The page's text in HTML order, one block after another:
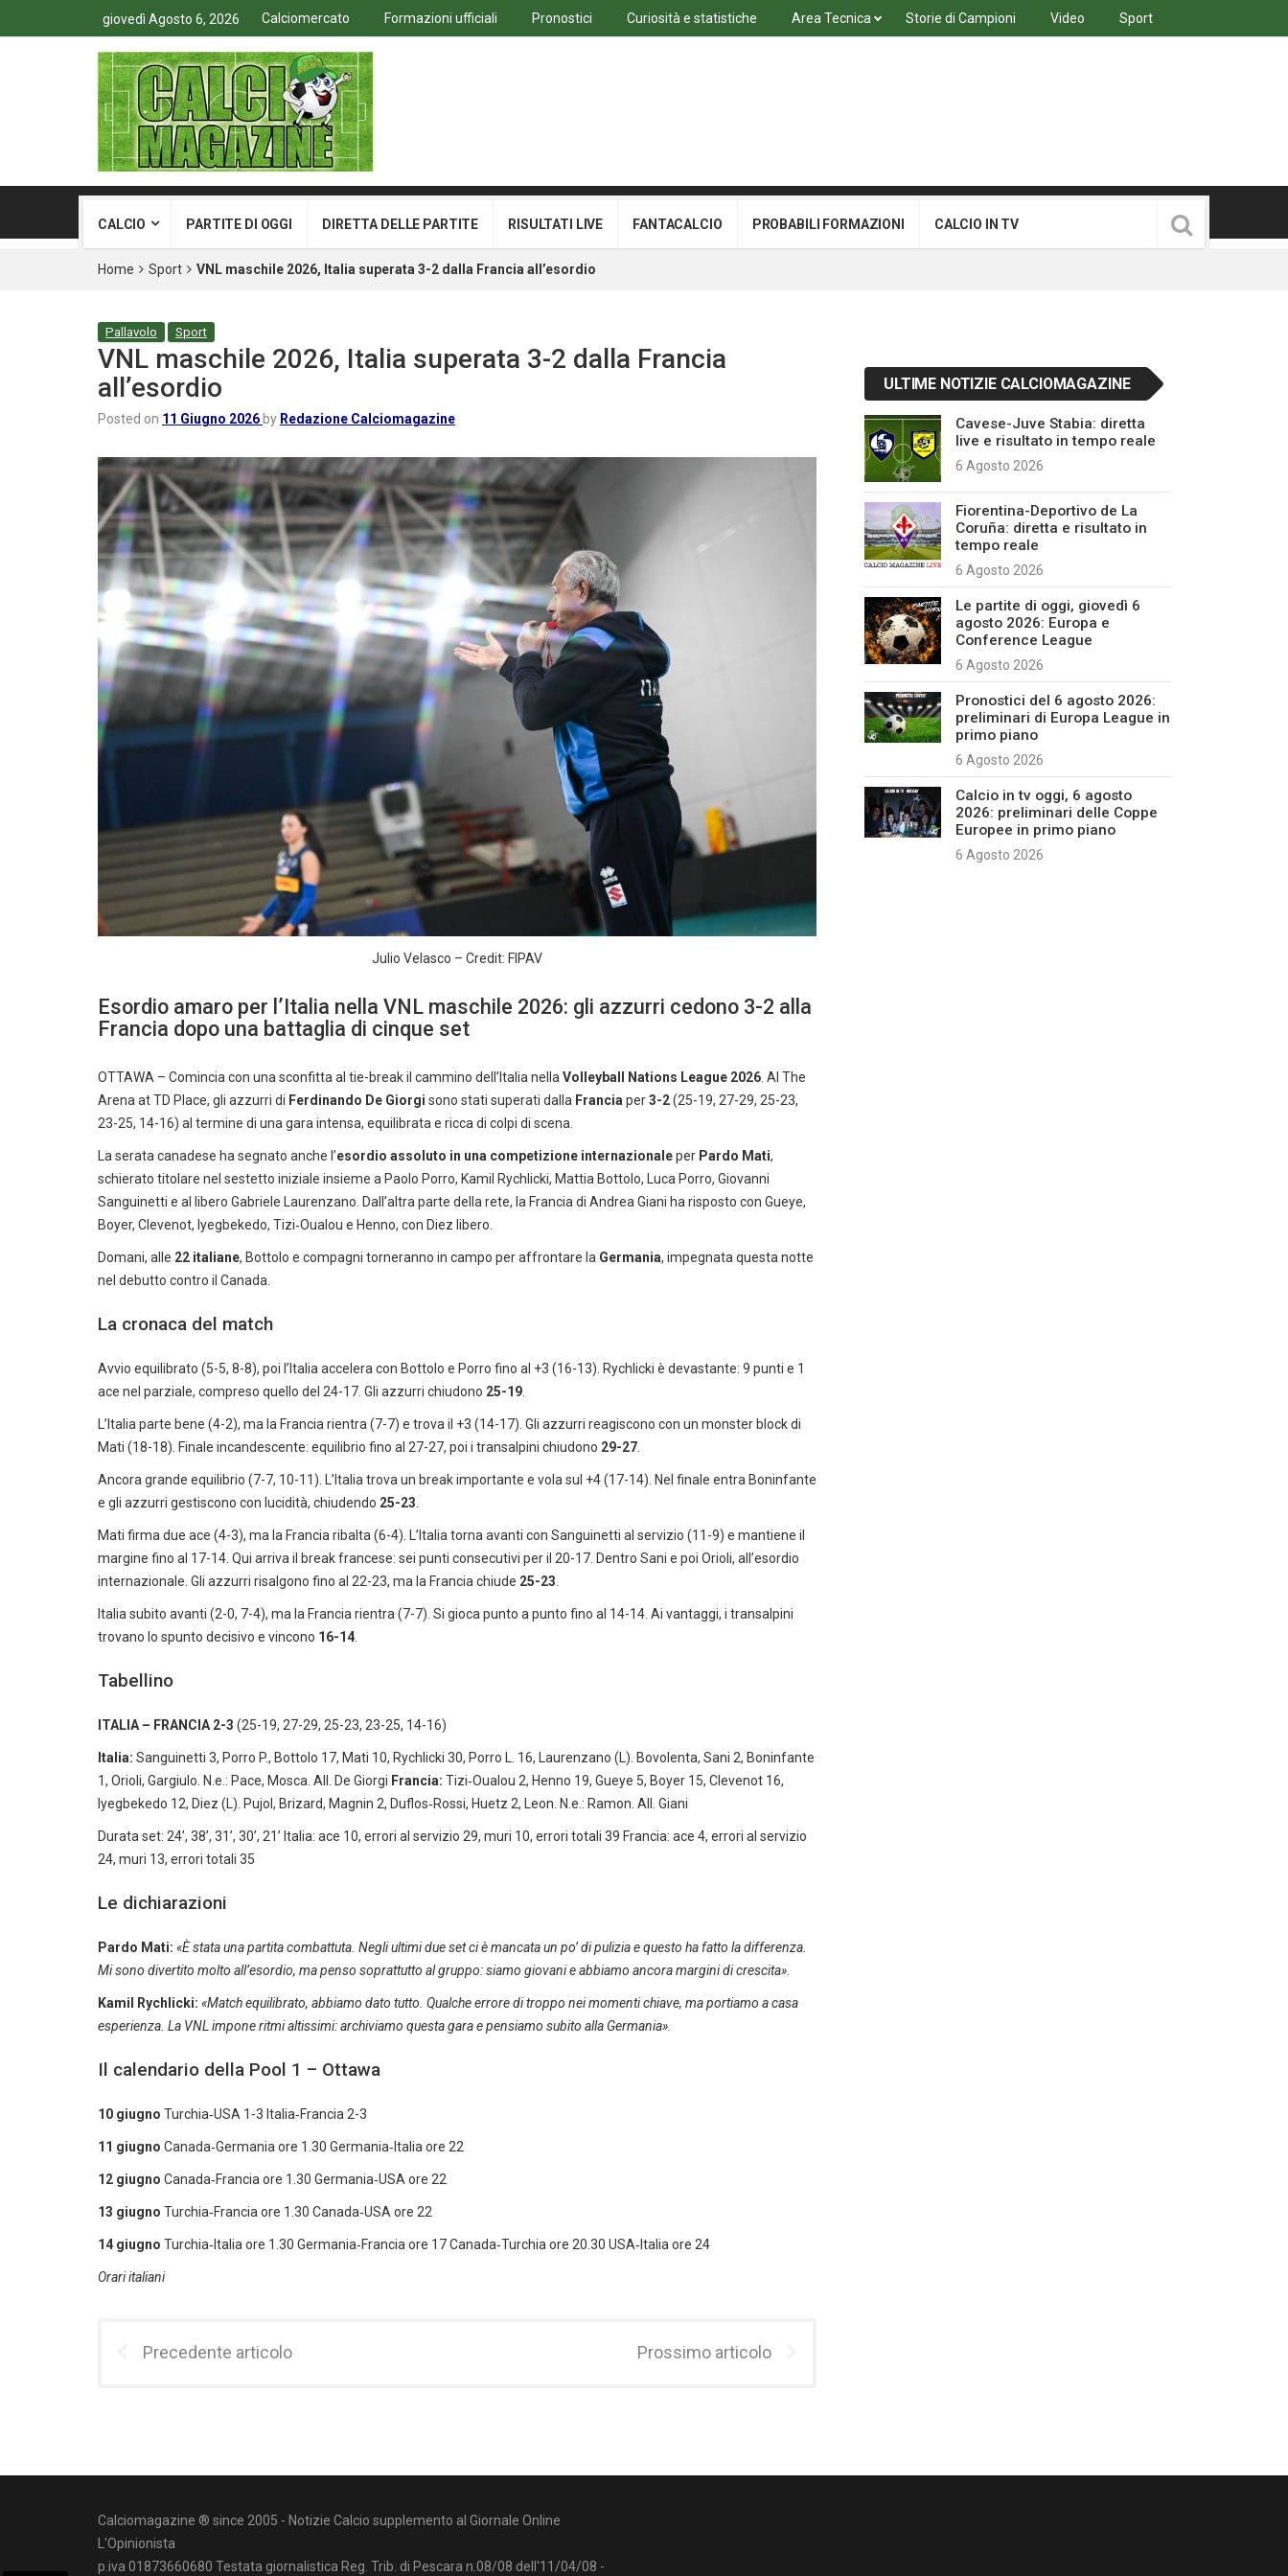
giovedì Agosto 6, 2026 Calciomercato Formazioni ufficiali Pronostici Curiosità e statistiche Area Tecnica Storie di Campioni Video Sport
CALCIO PARTITE DI OGGI DIRETTA DELLE PARTITE RISULTATI LIVE FANTACALCIO PROBABILI FORMAZIONI CALCIO IN TV
Home Sport VNL maschile 2026, Italia superata 3-2 dalla Francia all’esordio
Pallavolo Sport
VNL maschile 2026, Italia superata 3-2 dalla Francia
all’esordio
Posted on 11 Giugno 2026 by Redazione Calciomagazine
Julio Velasco – Credit: FIPAV
Esordio amaro per l’Italia nella VNL maschile 2026: gli azzurri cedono 3-2 alla
Francia dopo una battaglia di cinque set
OTTAWA – Comincia con una sconfitta al tie-break il cammino dell’Italia nellaVolleyball Nations League 2026. Al The
Arena at TD Place, gli azzurri di Ferdinando De Giorgi sono stati superati dalla Franciaper3-2(25-19, 27-29, 25-23,
23-25, 14-16) al termine di una gara intensa, equilibrata e ricca di colpi di scena.
La serata canadese ha segnato anche l’esordio assoluto in una competizione internazionaleper Pardo Mati,
schierato titolare nel sestetto iniziale insieme a Paolo Porro, Kamil Rychlicki, Mattia Bottolo, Luca Porro, Giovanni
Sanguinetti e al libero Gabriele Laurenzano. Dall’altra parte della rete, la Francia di Andrea Giani ha risposto con Gueye,
Boyer, Clevenot, Iyegbekedo, Tizi‑Oualou e Henno, con Diez libero.
Domani, alle 22 italiane, Bottolo e compagni torneranno in campo per affrontare la Germania, impegnata questa notte
nel debutto contro il Canada.
La cronaca del match
Avvio equilibrato (5-5, 8-8), poi l’Italia accelera con Bottolo e Porro fino al +3 (16-13). Rychlicki è devastante: 9 punti e 1
ace nel parziale, compreso quello del 24-17. Gli azzurri chiudono 25-19.
L’Italia parte bene (4-2), ma la Francia rientra (7-7) e trova il +3 (14-17). Gli azzurri reagiscono con un monster block di
Mati (18-18). Finale incandescente: equilibrio fino al 27-27, poi i transalpini chiudono 29-27.
Ancora grande equilibrio (7-7, 10-11). L’Italia trova un break importante e vola sul +4 (17-14). Nel finale entra Boninfante
e gli azzurri gestiscono con lucidità, chiudendo 25-23.
Mati firma due ace (4-3), ma la Francia ribalta (6-4). L’Italia torna avanti con Sanguinetti al servizio (11-9) e mantiene il
margine fino al 17-14. Qui arriva il break francese: sei punti consecutivi per il 20-17. Dentro Sani e poi Orioli, all’esordio
internazionale. Gli azzurri risalgono fino al 22-23, ma la Francia chiude 25-23.
Italia subito avanti (2-0, 7-4), ma la Francia rientra (7-7). Si gioca punto a punto fino al 14-14. Ai vantaggi, i transalpini
trovano lo spunto decisivo e vincono 16-14.
Tabellino
ITALIA – FRANCIA 2-3 (25-19, 27-29, 25-23, 23-25, 14-16)
Italia: Sanguinetti 3, Porro P., Bottolo 17, Mati 10, Rychlicki 30, Porro L. 16, Laurenzano (L). Bovolenta, Sani 2, Boninfante
1, Orioli, Gargiulo. N.e.: Pace, Mosca. All. De Giorgi Francia: Tizi‑Oualou 2, Henno 19, Gueye 5, Boyer 15, Clevenot 16,
Iyegbekedo 12, Diez (L). Pujol, Brizard, Magnin 2, Duflos‑Rossi, Huetz 2, Leon. N.e.: Ramon. All. Giani
Durata set: 24’, 38’, 31’, 30’, 21’ Italia: ace 10, errori al servizio 29, muri 10, errori totali 39 Francia: ace 4, errori al servizio
24, muri 13, errori totali 35
Le dichiarazioni
Pardo Mati: «È stata una partita combattuta. Negli ultimi due set ci è mancata un po’ di pulizia e questo ha fatto la differenza.
Mi sono divertito molto all’esordio, ma penso soprattutto al gruppo: siamo giovani e abbiamo ancora margini di crescita».
Kamil Rychlicki: «Match equilibrato, abbiamo dato tutto. Qualche errore di troppo nei momenti chiave, ma portiamo a casa
esperienza. La VNL impone ritmi altissimi: archiviamo questa gara e pensiamo subito alla Germania».
Il calendario della Pool 1 – Ottawa
10 giugno Turchia‑USA 1-3 Italia‑Francia 2-3
11 giugno Canada‑Germania ore 1.30 Germania‑Italia ore 22
12 giugno Canada‑Francia ore 1.30 Germania‑USA ore 22
13 giugno Turchia‑Francia ore 1.30 Canada‑USA ore 22
14 giugno Turchia‑Italia ore 1.30 Germania‑Francia ore 17 Canada‑Turchia ore 20.30 USA‑Italia ore 24
Orari italiani
Precedente articolo Prossimo articolo
ULTIME NOTIZIE CALCIOMAGAZINE
Cavese-Juve Stabia: diretta
live e risultato in tempo reale
6 Agosto 2026
Fiorentina-Deportivo de La
Coruña: diretta e risultato in
tempo reale
6 Agosto 2026
Le partite di oggi, giovedì 6
agosto 2026: Europa e
Conference League
6 Agosto 2026
Pronostici del 6 agosto 2026:
preliminari di Europa League in
primo piano
6 Agosto 2026
Calcio in tv oggi, 6 agosto
2026: preliminari delle Coppe
Europee in primo piano
6 Agosto 2026
Calciomagazine ® since 2005 - Notizie Calcio supplemento al Giornale Online
L'Opinionista
p.iva 01873660680 Testata giornalistica Reg. Trib. di Pescara n.08/08 dell'11/04/08 -